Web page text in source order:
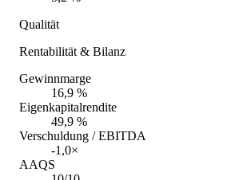
Qualität
Rentabilität & Bilanz
Gewinnmarge
16,9 %
Eigenkapitalrendite
49,9 %
Verschuldung / EBITDA
-1,0×
AAQS